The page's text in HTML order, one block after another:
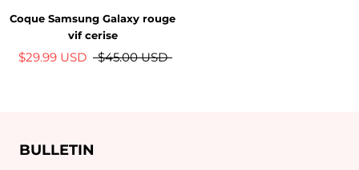
Coque Samsung Galaxy rouge
vif cerise
$29.99 USD $45.00 USD
BULLETIN